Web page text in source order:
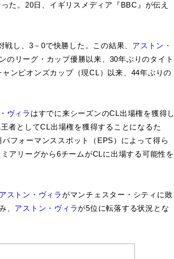
た。20日、イギリスメディア『BBC』が伝え
し、3－0で快勝した。この結果、 アストン・
のリーグ・カップ優勝以来、30年ぶりのタイト
ンピオンズカップ（現CL）以来、44年ぶりの
ヴィラ はすでに来シーズンのCL出場権を獲得し
者としてCL出場権を獲得することになるた
フォーマンススポット（EPS）によって得ら
アリーグから6チームがCLに出場する可能性を
アストン・ヴィラ がマンチェスター・シティに敗
、 アストン・ヴィラが5位に転落する状況とな